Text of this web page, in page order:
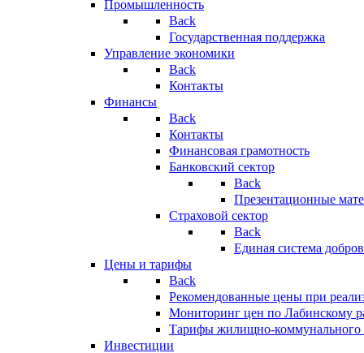
Промышленность
Back
Государственная поддержка
Управление экономики
Back
Контакты
Финансы
Back
Контакты
Финансовая грамотность
Банковский сектор
Back
Презентационные
Страховой сектор
Back
Единая система
Цены и тарифы
Back
Рекомендованные цены при
Мониторинг цен по Лабинскому
Тарифы жилищно-коммунального
Инвестиции